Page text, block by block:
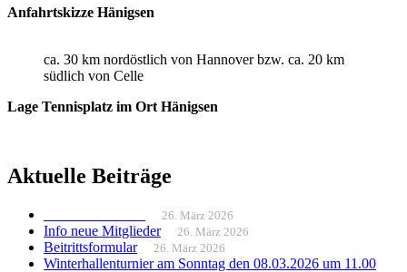
Anfahrtskizze Hänigsen
ca. 30 km nordöstlich von Hannover bzw. ca. 20 km
südlich von Celle
Lage Tennisplatz im Ort Hänigsen
Aktuelle Beiträge
26. März 2026
Info neue Mitglieder 26. März 2026
Beitrittsformular 26. März 2026
Winterhallenturnier am Sonntag den 08.03.2026 um 11.00